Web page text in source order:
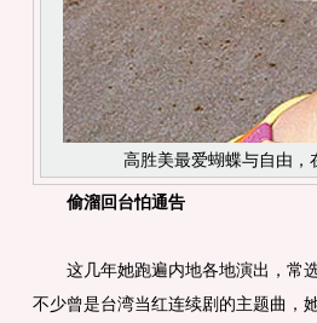
高胜美最爱蝴蝶与自由，
偷溜回台怕通告
这几年她跑遍内地各地演出，常选
不少曾是台湾当红连续剧的主题曲，